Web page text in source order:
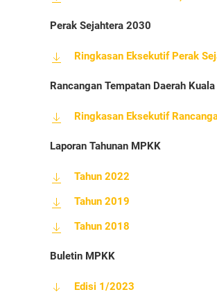
Perak Sejahtera 2030
Ringkasan Eksekutif Perak
Rancangan Tempatan Daerah
Ringkasan Eksekutif
Laporan Tahunan MPKK
Tahun 2022
Tahun 2019
Tahun 2018
Buletin MPKK
Edisi 1/2023